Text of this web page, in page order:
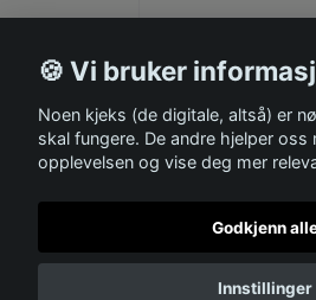
🍪 Vi bruker
Noen kjeks (de digitale, altså) er
skal fungere. De andre hjelper oss
opplevelsen og vise deg mer
Godkjenn
Innstillinger